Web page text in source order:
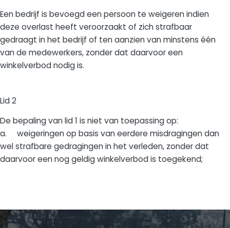
Een bedrijf is bevoegd een persoon te weigeren indien
deze overlast heeft veroorzaakt of zich strafbaar
gedraagt in het bedrijf of ten aanzien van minstens één
van de medewerkers, zonder dat daarvoor een
winkelverbod nodig is.
Lid 2
De bepaling van lid 1 is niet van toepassing op:
a. weigeringen op basis van eerdere misdragingen dan
wel strafbare gedragingen in het verleden, zonder dat
daarvoor een nog geldig winkelverbod is toegekend;